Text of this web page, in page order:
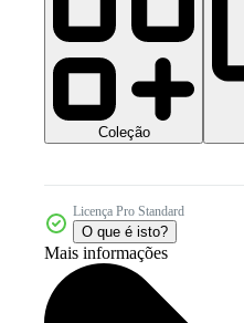
Coleção
Licença Pro Standard
O que é isto?
Mais informações